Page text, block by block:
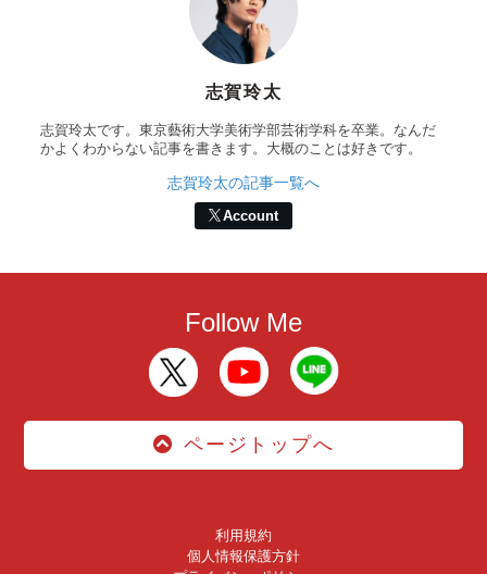
志賀玲太
志賀玲太です。東京藝術大学美術学部芸術学科を卒業。なんだ
かよくわからない記事を書きます。大概のことは好きです。
志賀玲太の記事一覧へ
Account
Follow Me
ページトップへ
利用規約
個人情報保護方針